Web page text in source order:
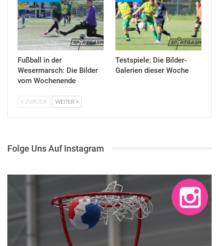
Fußball in der
Wesermarsch: Die Bilder
vom Wochenende
Testspiele: Die Bilder-
Galerien dieser Woche
ZURÜCK WEITER
Folge Uns Auf Instagram